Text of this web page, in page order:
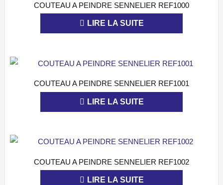
APERÇU
COUTEAU A PEINDRE SENNELIER REF1000
LIRE LA SUITE
APERÇU
COUTEAU A PEINDRE SENNELIER REF1001
LIRE LA SUITE
APERÇU
COUTEAU A PEINDRE SENNELIER REF1002
LIRE LA SUITE